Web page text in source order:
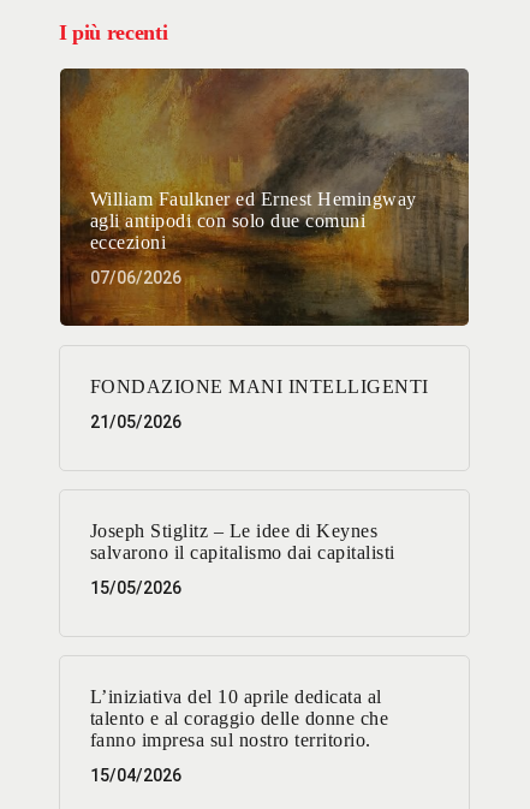
I più recenti
William Faulkner ed Ernest Hemingway
agli antipodi con solo due comuni
eccezioni
07/06/2026
FONDAZIONE MANI INTELLIGENTI
21/05/2026
Joseph Stiglitz – Le idee di Keynes
salvarono il capitalismo dai capitalisti
15/05/2026
L’iniziativa del 10 aprile dedicata al
talento e al coraggio delle donne che
fanno impresa sul nostro territorio.
15/04/2026